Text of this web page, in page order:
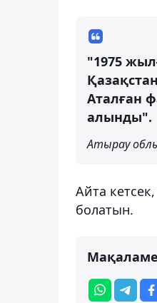
"1975
Аталған
алынды".
Атырау
Айта
болатын.